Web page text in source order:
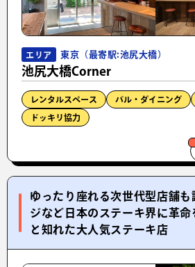
エリア 東京（最寄駅:池尻大橋）
池尻大橋Corner
レンタルスペース バル・ダイニング
ドッキリ協力
ゆったり座れる次世代型店舗も
ジなど日本のステーキ界に革命
と知れた大人気ステーキ店